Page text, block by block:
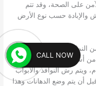
على الصحة، وقد تتم
والإبادة حسب نوع الأرض
النمل الأبيض فيها،قد يتم
من أسفل التربة حتى الاعلى،
ويتم رش النوافذ والأبواب
قبل أن يتم وضع الدهانات وهذا
CALL NOW